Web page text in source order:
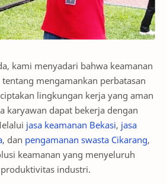
kami menyadari bahwa keamanan
mengamankan perbatasan
lingkungan kerja yang aman
karyawan dapat bekerja dengan
jasa keamanan Bekasi, jasa
, dan pengamanan swasta Cikarang,
keamanan yang menyeluruh
industri.